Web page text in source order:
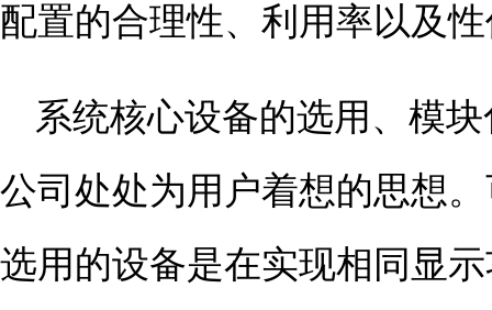
配置的合理性、利用率以及
系统核心设备的选用、模
公司处处为用户着想的思想
选用的设备是在实现相同显